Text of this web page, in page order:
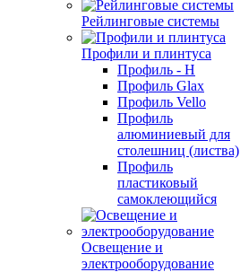
Рейлинговые системы
Профили и плинтуса
Профиль - H
Профиль Glax
Профиль Vello
Профиль
алюминиевый для
столешниц (листва)
Профиль
пластиковый
самоклеющийся
Освещение и
электрооборудование